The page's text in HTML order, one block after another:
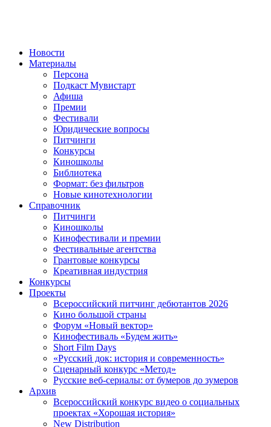
Новости
Материалы
Персона
Подкаст Мувистарт
Афиша
Премии
Фестивали
Юридические вопросы
Питчинги
Конкурсы
Киношколы
Библиотека
Формат: без фильтров
Новые кинотехнологии
Справочник
Питчинги
Киношколы
Кинофестивали и премии
Фестивальные агентства
Грантовые конкурсы
Креативная индустрия
Конкурсы
Проекты
Всероссийский питчинг дебютантов 2026
Кино большой страны
Форум «Новый вектор»
Кинофестиваль «Будем жить»
Short Film Days
«Русский док: история и современность»
Сценарный конкурс «Метод»
Русские веб-сериалы: от бумеров до зумеров
Архив
Всероссийский конкурс видео о социальных
проектах «Хорошая история»
New Distribution